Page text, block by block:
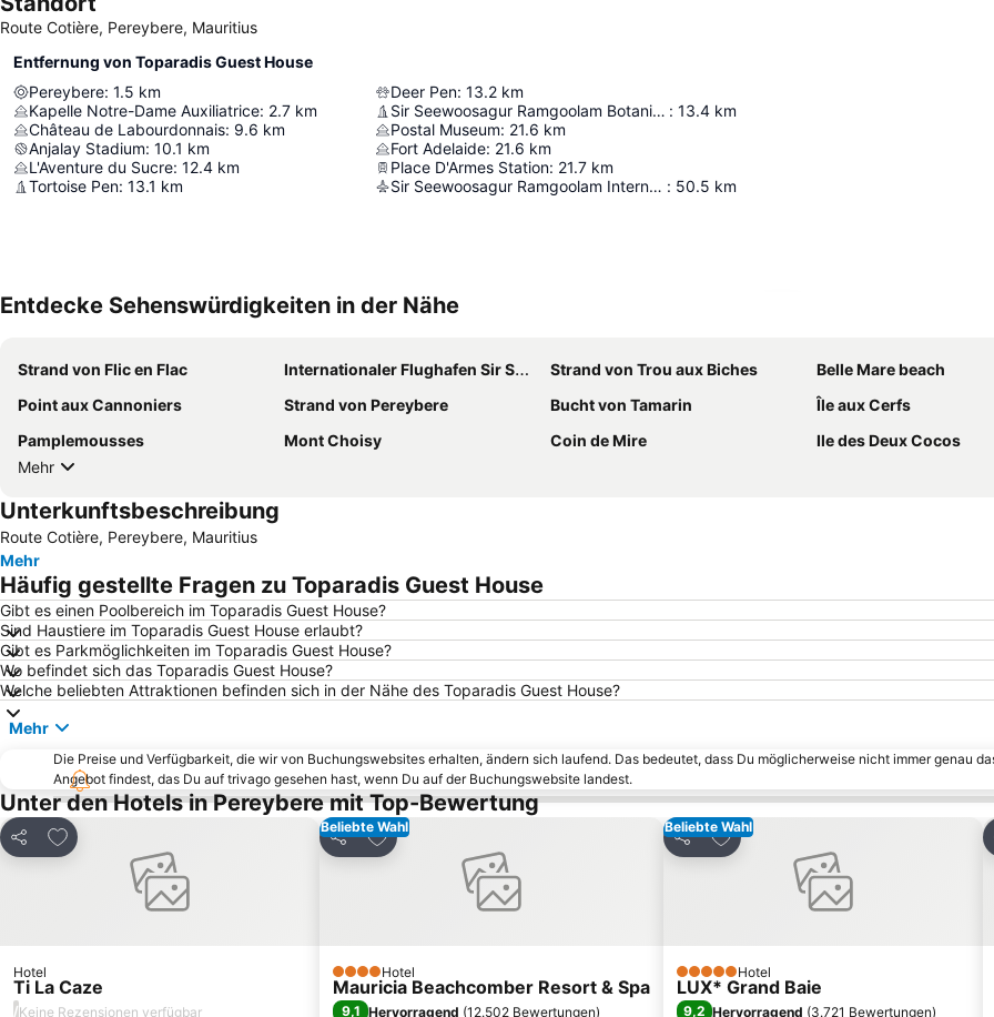
Route Cotière, Pereybere, Mauritius
Entfernung von Toparadis Guest House
Pereybere: 1.5 km
Kapelle Notre-Dame Auxiliatrice: 2.7 km
Château de Labourdonnais: 9.6 km
Anjalay Stadium: 10.1 km
L'Aventure du Sucre: 12.4 km
Tortoise Pen: 13.1 km
Deer Pen: 13.2 km
Sir Seewoosagur Ramgoolam Botanical Garden : 13.4 km
Postal Museum: 21.6 km
Fort Adelaide: 21.6 km
Place D'Armes Station: 21.7 km
Sir Seewoosagur Ramgoolam International Airport : 50.5 km
Entdecke Sehenswürdigkeiten in der Nähe
Strand von Flic en Flac Internationaler Flughafen Sir Seewoosagur Ramgoolam Strand von Trou aux Biches
Belle Mare beach
Point aux Cannoniers
Strand von Pereybere Bucht von Tamarin
Île aux Cerfs
Pamplemousses
Mont Choisy Coin de Mire
Ile des Deux Cocos
Mehr
Unterkunftsbeschreibung
Route Cotière, Pereybere, Mauritius
Mehr
Häufig gestellte Fragen zu Toparadis Guest House
Gibt es einen Poolbereich im Toparadis Guest House?
Sind Haustiere im Toparadis Guest House erlaubt?
Gibt es Parkmöglichkeiten im Toparadis Guest House?
Wo befindet sich das Toparadis Guest House?
Welche beliebten Attraktionen befinden sich in der Nähe des Toparadis Guest House?
Mehr
Die Preise und Verfügbarkeit, die wir von Buchungswebsites erhalten, ändern sich laufend. Das bedeutet, dass Du möglicherweise nicht immer genau
Angebot findest, das Du auf trivago gesehen hast, wenn Du auf der Buchungswebsite landest.
Unter den Hotels in Pereybere mit Top-Bewertung
Teilen
Zu Favoriten hinzufügen
Hotel
Ti La Caze
/Keine Rezensionen verfügbar
Beliebte Wahl
Teilen
Zu Favoriten hinzufügen
4 SterneHotel
Mauricia Beachcomber Resort & Spa
9,1 Hervorragend (12.502 Bewertungen)
Beliebte Wahl
Teilen
Zu Favoriten hinzufügen
5 SterneHotel
LUX* Grand Baie
9,2 Hervorragend (3.721 Bewertungen)